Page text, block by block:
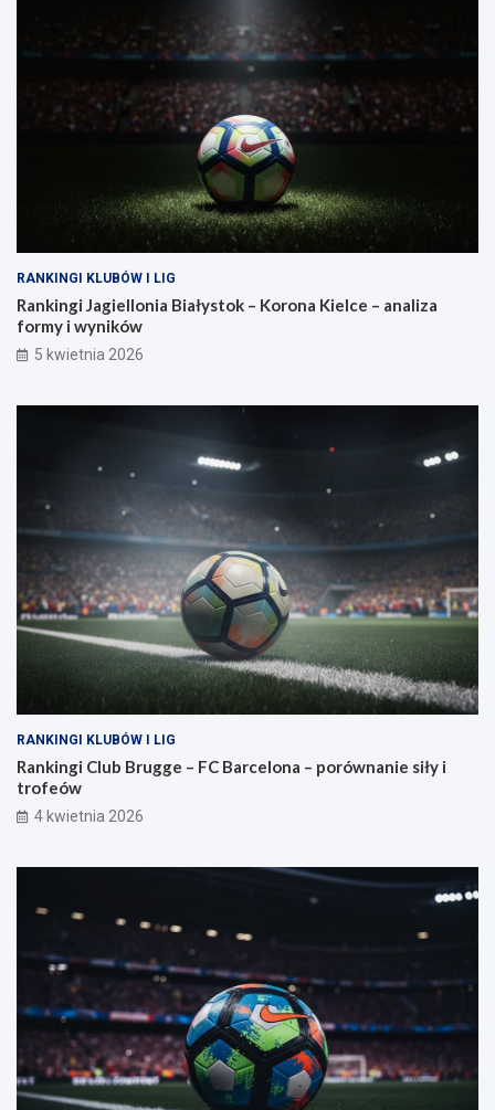
RANKINGI KLUBÓW I LIG
Rankingi Jagiellonia Białystok – Korona Kielce – analiza
formy i wyników
5 kwietnia 2026
RANKINGI KLUBÓW I LIG
Rankingi Club Brugge – FC Barcelona – porównanie siły i
trofeów
4 kwietnia 2026